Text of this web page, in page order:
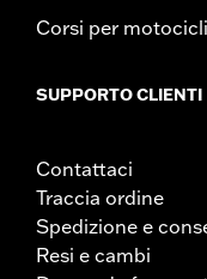
Corsi per
SUPPORTO CLIENTI
Contattaci
Traccia ordine
Spedizione e
Resi e cambi